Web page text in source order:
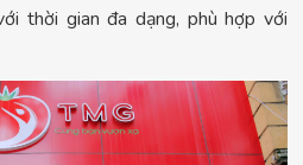
thời gian đa dạng, phù hợp với